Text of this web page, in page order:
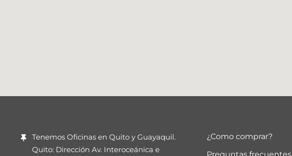
Tenemos Oficinas en Quito y Guayaquil.
Quito: Dirección Av. Interoceánica e
¿Como comprar?